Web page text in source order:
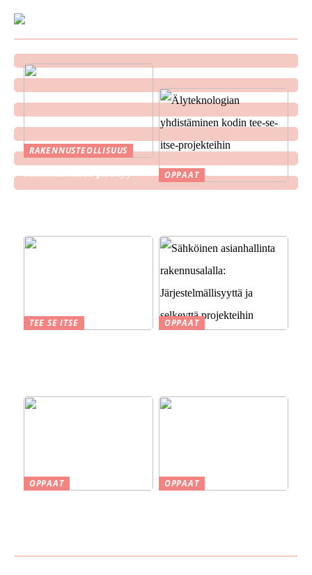
RAKENNUSTEOLLISUUS
OPPAAT
TEE SE ITSE
OPPAAT
OPPAAT
OPPAAT